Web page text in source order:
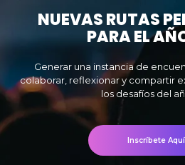
Inscríbete Aquí
NUEVAS RUTAS
PARA EL
Generar una instancia de
colaborar, reflexionar y compartir
los desafíos del